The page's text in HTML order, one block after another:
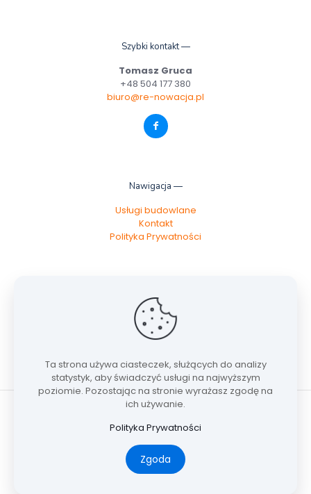
Szybki kontakt —
Tomasz Gruca
+48 504 177 380
biuro@re-nowacja.pl
Nawigacja —
Usługi budowlane
Kontakt
Polityka Prywatności
Jesteśmy firmą specjalizującą się w budownictwie -
kompleksowe wykończenia wnętrz i remonty ,,pod
klucz’’.
© 2024-2026 Re-Nowacja byGateOpen
Reserved
Ta strona używa ciasteczek, służących do analizy
statystyk, aby świadczyć usługi na najwyższym
poziomie. Pozostając na stronie wyrażasz zgodę na
ich używanie.
Polityka Prywatności
Zgoda